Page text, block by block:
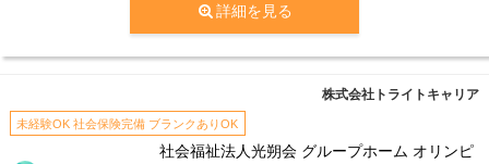
詳細を見る
株式会社トライトキャリア
未経験OK 社会保険完備 ブランクありOK
社会福祉法人光朔会 グループホーム オリンピ